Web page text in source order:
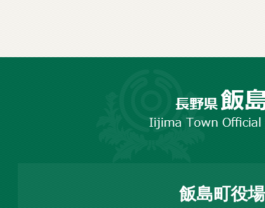
飯島町役場